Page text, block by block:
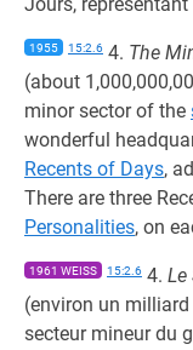
1955 15:2.6 4. The
(about
minor sector of the
wonderful
Recents of Days,
There are three
Personalities, on
1961 WEISS 15:2.6 4. Le
(environ un
secteur mineur du